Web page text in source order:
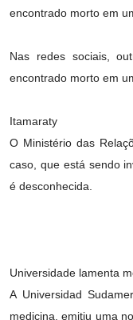
encontrado morto em
Nas redes sociais,
encontrado morto em
Itamaraty
O Ministério das
caso, que está sendo
é desconhecida.
Universidade lamenta
A Universidad
medicina, emitiu uma